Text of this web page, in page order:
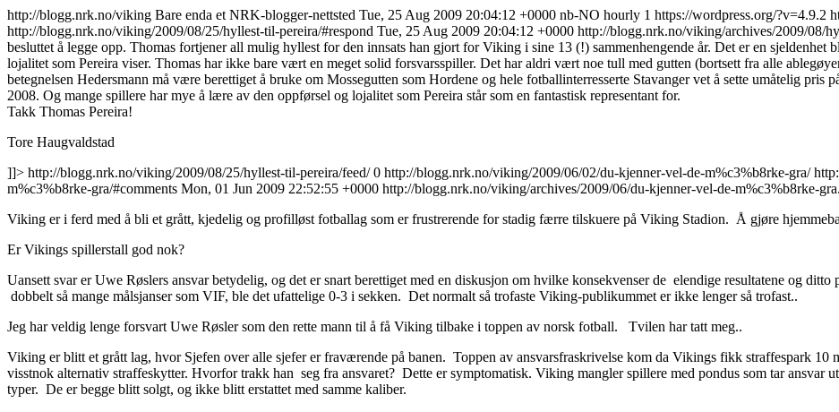
http://blogg.nrk.no/viking Bare enda et NRK-blogger-nettsted Tue, 25 Aug 2009 20:04:12 +0000 nb-NO hourly 1 https://wordpress.org/?v=4.9.2
http://blogg.nrk.no/viking/2009/08/25/hyllest-til-pereira/#respond Tue, 25 Aug 2009 20:04:12 +0000 http://blogg.nrk.no/viking/archives/2009/08/
besluttet å legge opp. Thomas fortjener all mulig hyllest for den innsats han gjort for Viking i sine 13 (!) sammenhengende år. Det er en sjeldenhet
lojalitet som Pereira viser. Thomas har ikke bare vært en meget solid forsvarsspiller. Det har aldri vært noe tull med gutten (bortsett fra alle
betegnelsen Hedersmann må være berettiget å bruke om Mossegutten som Hordene og hele fotballinterresserte Stavanger vet å sette umåtelig
2008. Og mange spillere har mye å lære av den oppførsel og lojalitet som Pereira står som en fantastisk representant for.
Takk Thomas Pereira!
Tore Haugvaldstad
]]> http://blogg.nrk.no/viking/2009/08/25/hyllest-til-pereira/feed/ 0 http://blogg.nrk.no/viking/2009/06/02/du-kjenner-vel-de-m%c3%b8rke-gra/
m%c3%b8rke-gra/#comments Mon, 01 Jun 2009 22:52:55 +0000 http://blogg.nrk.no/viking/archives/2009/06/du-kjenner-vel-de-m%c3%b8rke-
Viking er i ferd med å bli et grått, kjedelig og profilløst fotballag som er frustrerende for stadig færre tilskuere på Viking Stadion. Å gjøre
Er Vikings spillerstall god nok?
Uansett svar er Uwe Røslers ansvar betydelig, og det er snart berettiget med en diskusjon om hvilke konsekvenser de elendige resultatene og
dobbelt så mange målsjanser som VIF, ble det ufattelige 0-3 i sekken. Det normalt så trofaste Viking-publikummet er ikke lenger så trofast..
Jeg har veldig lenge forsvart Uwe Røsler som den rette mann til å få Viking tilbake i toppen av norsk fotball. Tvilen har tatt meg..
Viking er blitt et grått lag, hvor Sjefen over alle sjefer er fraværende på banen. Toppen av ansvarsfraskrivelse kom da Vikings fikk straffespark
visstnok alternativ straffeskytter. Hvorfor trakk han seg fra ansvaret? Dette er symptomatisk. Viking mangler spillere med pondus som tar ansvar
typer. De er begge blitt solgt, og ikke blitt erstattet med samme kaliber.